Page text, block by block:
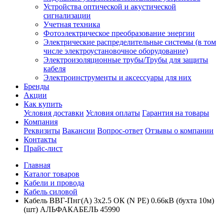
Устройства оптической и акустической
сигнализации
Учетная техника
Фотоэлектрическое преобразование энергии
Электрические распределительные системы (в том
числе электроустановочное оборудование)
Электроизоляционные трубы/Трубы для защиты
кабеля
Электроинструменты и аксессуары для них
Бренды
Акции
Как купить
Условия доставки Условия оплаты Гарантия на товары
Компания
Реквизиты Вакансии Вопрос-ответ Отзывы о компании
Контакты
Прайс-лист
Главная
Каталог товаров
Кабели и провода
Кабель силовой
Кабель ВВГ-Пнг(А) 3х2.5 ОК (N PE) 0.66кВ (бухта 10м)
(шт) АЛЬФАКАБЕЛЬ 45990